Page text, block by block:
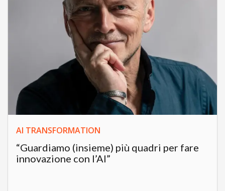
AI TRANSFORMATION
“Guardiamo (insieme) più quadri per fare
innovazione con l’AI”